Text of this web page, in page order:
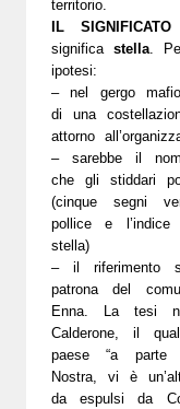
territorio.
IL SIGNIFICATO
significa stella.
ipotesi:
– nel gergo
di una
attorno
– sarebbe il
che gli stiddari
(cinque segni
pollice e
stella)
– il riferimento
patrona del
Enna. La tesi
Calderone, il
paese “a parte
Nostra, vi è
da espulsi da